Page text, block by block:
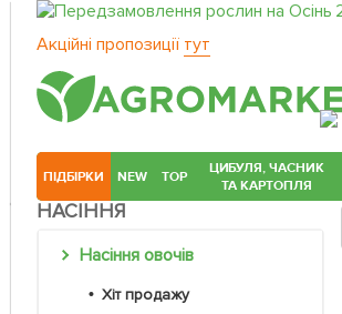
Акційні пропозиції тут
ПІДБІРКИ NEW TOP
ЦИБУЛЯ, ЧАСНИК
ТА КАРТОПЛЯ
НАСІННЯ
Насіння овочів
Хіт продажу